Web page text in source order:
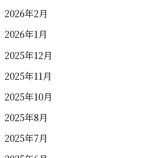
2026年2月
2026年1月
2025年12月
2025年11月
2025年10月
2025年8月
2025年7月